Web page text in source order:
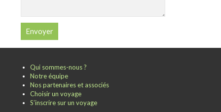
Qui sommes-nous ?
Notre équipe
Nos partenaires et associés
Choisir un voyage
S’inscrire sur un voyage